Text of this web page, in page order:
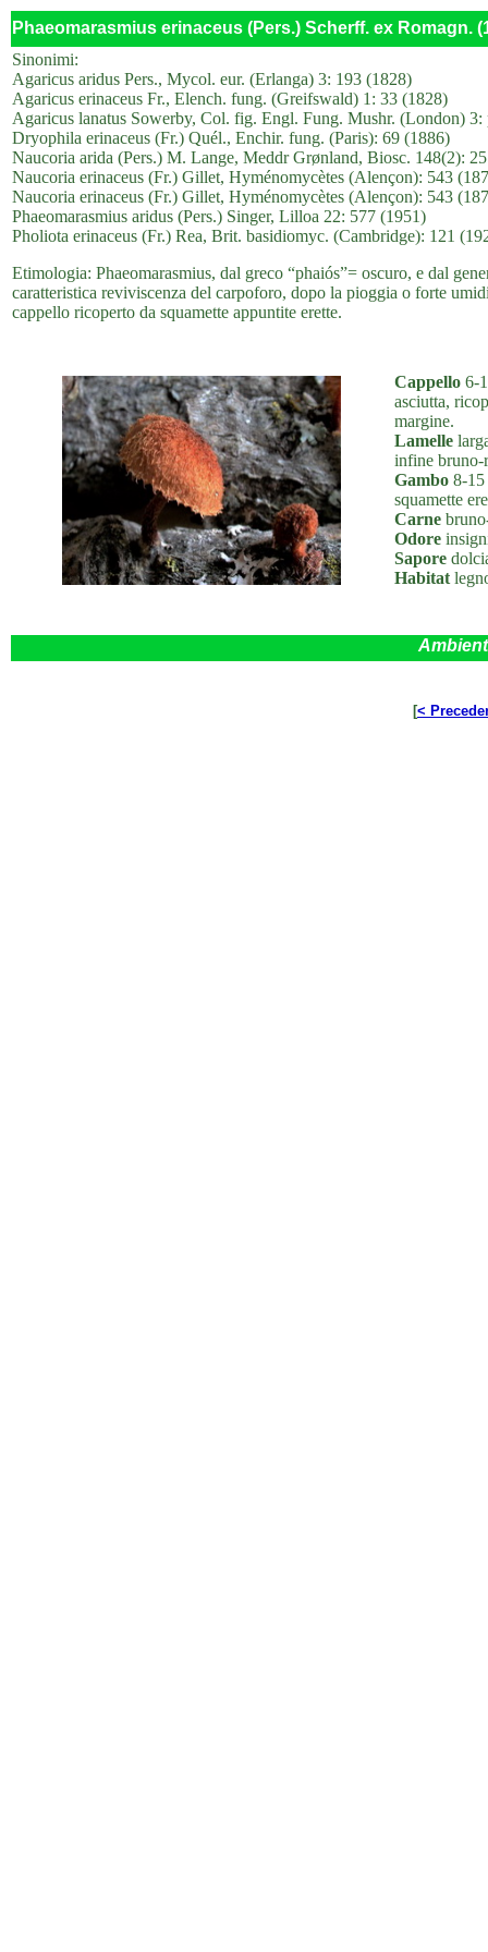
Phaeomarasmius erinaceus (Pers.) Scherff. ex Romagn.
Sinonimi:
Agaricus aridus Pers., Mycol. eur. (Erlanga) 3: 193 (1828)
Agaricus erinaceus Fr., Elench. fung. (Greifswald) 1: 33 (1828)
Agaricus lanatus Sowerby, Col. fig. Engl. Fung. Mushr. (London) 3:
Dryophila erinaceus (Fr.) Quél., Enchir. fung. (Paris): 69 (1886)
Naucoria arida (Pers.) M. Lange, Meddr Grønland, Biosc. 148(2):
Naucoria erinaceus (Fr.) Gillet, Hyménomycètes (Alençon): 543
Naucoria erinaceus (Fr.) Gillet, Hyménomycètes (Alençon): 543
Phaeomarasmius aridus (Pers.) Singer, Lilloa 22: 577 (1951)
Pholiota erinaceus (Fr.) Rea, Brit. basidiomyc. (Cambridge): 121
Etimologia: Phaeomarasmius, dal greco “phaiós”= oscuro, e dal
caratteristica reviviscenza del carpoforo, dopo la pioggia o forte
cappello ricoperto da squamette appuntite erette.
Cappello 6-
asciutta,
margine.
Lamelle
infine bruno-
Gambo 8-15
squamette
Carne
Odore
Sapore
Habitat
[<